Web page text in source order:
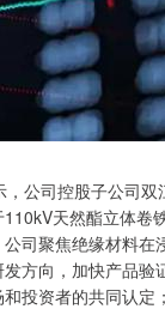
公司控股子公司双
天然酯立体卷
司聚焦绝缘材料
方向，加快产品验
投资者的共同认定